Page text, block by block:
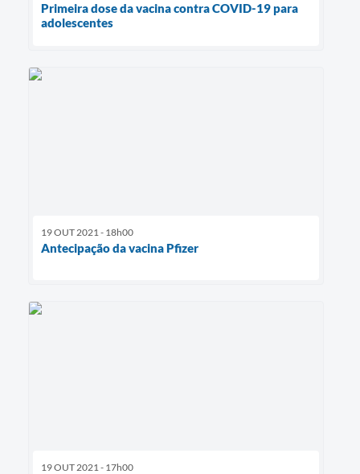
Primeira dose da vacina contra COVID-19 para
adolescentes
19 OUT 2021 - 18h00
Antecipação da vacina Pfizer
19 OUT 2021 - 17h00